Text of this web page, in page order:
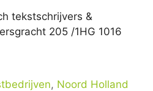
tekstschrijvers &
205 /1HG 1016
, Noord Holland